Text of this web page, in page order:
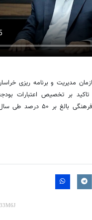
مدیریت و برنامهریزی
تاکید بر تخصیص اعتبارات
خاطرنشان کرد: اعتبارات